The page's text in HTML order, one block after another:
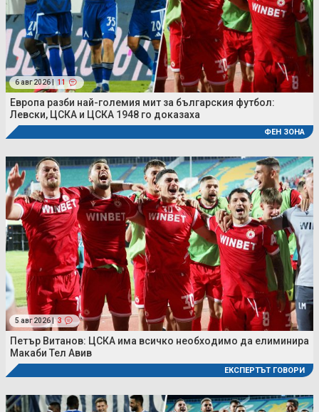
6 авг 2026 | 11
Европа разби най-големия мит за българския футбол:
Левски, ЦСКА и ЦСКА 1948 го доказаха
ФЕН ЗОНА
5 авг 2026 | 3
Петър Витанов: ЦСКА има всичко необходимо да елиминира
Макаби Тел Авив
ЕКСПЕРТЪТ ГОВОРИ